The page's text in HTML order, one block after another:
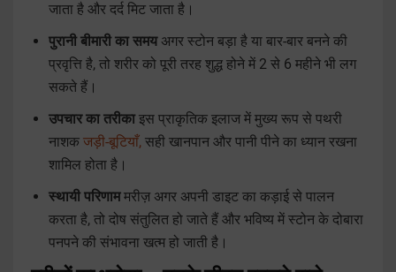
जाता है और दर्द मिट जाता है।
पुरानी बीमारी का समयअगर स्टोन बड़ा है या बार-बार बनने की
प्रवृत्ति है, तो शरीर को पूरी तरह शुद्ध होने में 2 से 6 महीने भी लग
सकते हैं।
उपचार का तरीकाइस प्राकृतिक इलाज में मुख्य रूप से पथरी
नाशक जड़ी-बूटियाँ, सही खानपान और पानी पीने का ध्यान रखना
शामिल होता है।
स्थायी परिणाममरीज़ अगर अपनी डाइट का कड़ाई से पालन
करता है, तो दोष संतुलित हो जाते हैं और भविष्य में स्टोन के दोबारा
पनपने की संभावना खत्म हो जाती है।